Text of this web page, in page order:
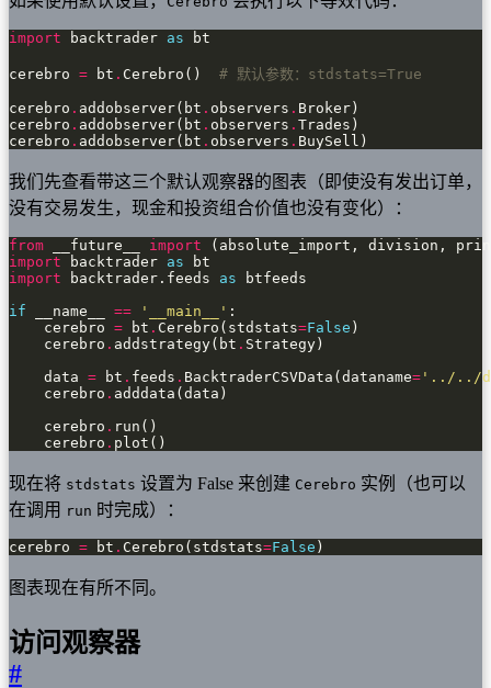
import backtrader as
cerebro = bt . Cerebro() # 默认参数：stdstats=True
cerebro . addobserver(bt . observers .
cerebro . addobserver(bt . observers .
cerebro . addobserver(bt . observers . BuySell)
我们先查看带这三个默认观察器的图表（即使没有发出订单，
没有交易发生，现金和投资组合价值也没有变化）：
from __future__ import
import backtrader as
import backtrader.feeds as
if __name__ == '__main__'
    cerebro
= bt . Cerebro(stdstats=False
    cerebro
. addstrategy(bt .
    data
= bt . feeds . BacktraderCSVData(dataname= '../../
    cerebro
.
    cerebro
.
    cerebro
. plot()
现在将 stdstats 设置为 False 来创建 Cerebro 实例（也可以
在调用 run 时完成）：
cerebro = bt . Cerebro(stdstats=False )
图表现在有所不同。
访问观察器
#